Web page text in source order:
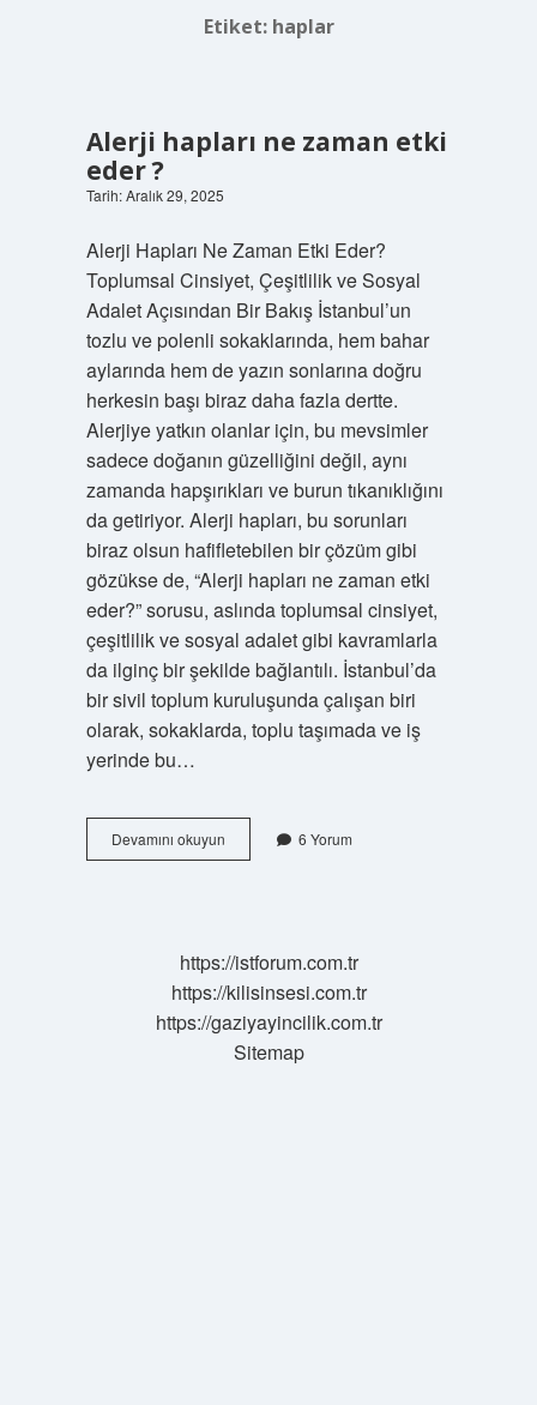
Etiket: haplar
Alerji hapları ne zaman etki
eder ?
Tarih: Aralık 29, 2025
Alerji Hapları Ne Zaman Etki Eder?
Toplumsal Cinsiyet, Çeşitlilik ve Sosyal
Adalet Açısından Bir Bakış İstanbul’un
tozlu ve polenli sokaklarında, hem bahar
aylarında hem de yazın sonlarına doğru
herkesin başı biraz daha fazla dertte.
Alerjiye yatkın olanlar için, bu mevsimler
sadece doğanın güzelliğini değil, aynı
zamanda hapşırıkları ve burun tıkanıklığını
da getiriyor. Alerji hapları, bu sorunları
biraz olsun hafifletebilen bir çözüm gibi
gözükse de, “Alerji hapları ne zaman etki
eder?” sorusu, aslında toplumsal cinsiyet,
çeşitlilik ve sosyal adalet gibi kavramlarla
da ilginç bir şekilde bağlantılı. İstanbul’da
bir sivil toplum kuruluşunda çalışan biri
olarak, sokaklarda, toplu taşımada ve iş
yerinde bu…
Devamını okuyunAlerji
hapları
?
6 Yorum
https://istforum.com.tr
https://kilisinsesi.com.tr
https://gaziyayincilik.com.tr
Sitemap